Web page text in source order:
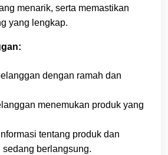
menarik, serta memastikan
yang lengkap.
dengan ramah dan
menemukan produk yang
tentang produk dan
sedang berlangsung.